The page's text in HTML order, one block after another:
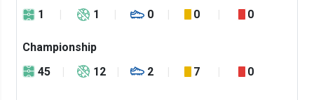
1
1 0 0 0
Championship
45
12 2 7 0